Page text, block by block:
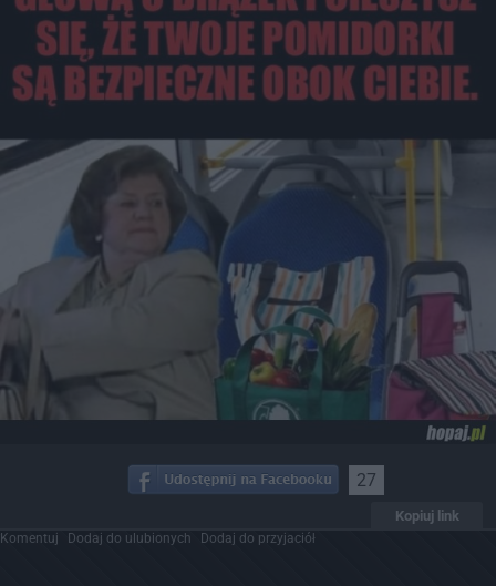
27
Kopiuj link
Komentuj Dodaj do ulubionych Dodaj do przyjaciół